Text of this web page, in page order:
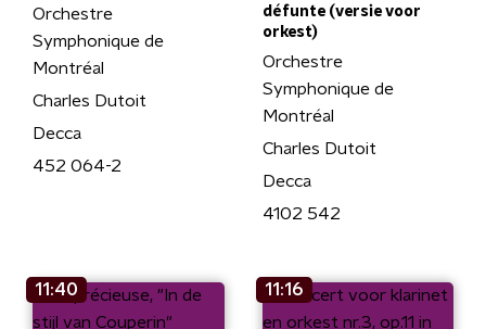
Orchestre
Symphonique de
Montréal
Charles Dutoit
Decca
452 064-2
défunte (versie voor
orkest)
Orchestre
Symphonique de
Montréal
Charles Dutoit
Decca
4102 542
11:40 11:16